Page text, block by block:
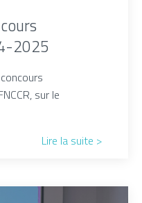
2024-2025
sur le
Lire la suite >